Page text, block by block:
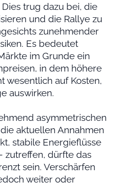
trug dazu bei, die
und die Rallye zu
zunehmender
Es bedeutet
im Grunde ein
in dem höhere
wesentlich auf Kosten,
auswirken.
asymmetrischen
aktuellen Annahmen
stabile Energieflüsse
zutreffen, dürfte das
sein. Verschärfen
weiter oder